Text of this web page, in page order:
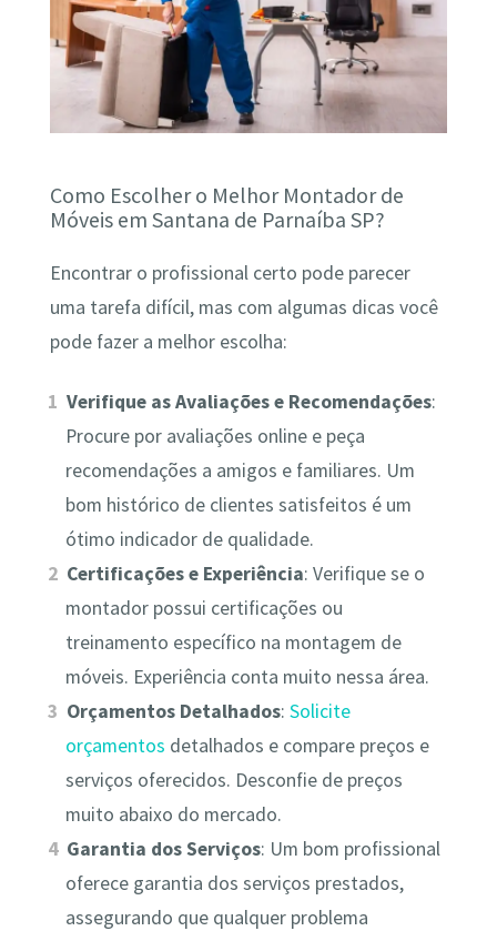
Como Escolher o Melhor Montador de
Móveis em Santana de Parnaíba SP?
Encontrar o profissional certo pode parecer
uma tarefa difícil, mas com algumas dicas você
pode fazer a melhor escolha:
Verifique as Avaliações e Recomendações:
Procure por avaliações online e peça
recomendações a amigos e familiares. Um
bom histórico de clientes satisfeitos é um
ótimo indicador de qualidade.
Certificações e Experiência: Verifique se o
montador possui certificações ou
treinamento específico na montagem de
móveis. Experiência conta muito nessa área.
Orçamentos Detalhados:Solicite
orçamentos detalhados e compare preços e
serviços oferecidos. Desconfie de preços
muito abaixo do mercado.
Garantia dos Serviços: Um bom profissional
oferece garantia dos serviços prestados,
assegurando que qualquer problema